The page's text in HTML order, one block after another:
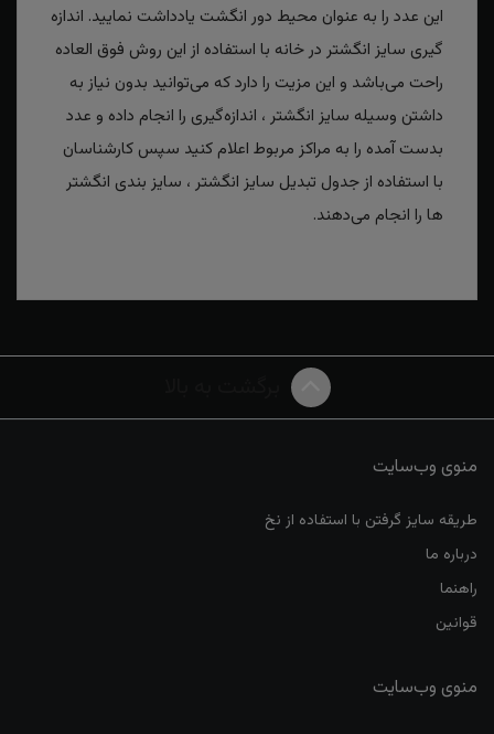
این عدد را به عنوان محیط دور انگشت یادداشت نمایید. اندازه
گیری سایز انگشتر در خانه با استفاده از این روش فوق العاده
راحت می‌باشد و این مزیت را دارد که می‌توانید بدون نیاز به
داشتن وسیله سایز انگشتر ، اندازه‌گیری را انجام داده و عدد
بدست آمده را به مراکز مربوط اعلام کنید سپس کارشناسان
با استفاده از جدول تبدیل سایز انگشتر ، سایز بندی انگشتر
ها را انجام می‌دهند.
منوی وب‌سایت
طریقه سایز گرفتن با استفاده از نخ
درباره ما
راهنما
قوانین
منوی وب‌سایت